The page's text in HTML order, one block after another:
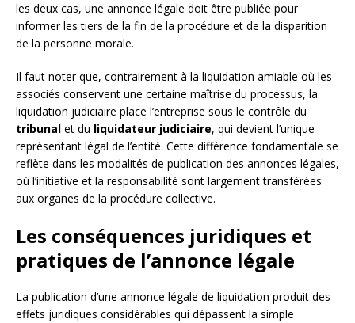
les deux cas, une annonce légale doit être publiée pour
informer les tiers de la fin de la procédure et de la disparition
de la personne morale.
Il faut noter que, contrairement à la liquidation amiable où les
associés conservent une certaine maîtrise du processus, la
liquidation judiciaire place l’entreprise sous le contrôle du
tribunal et du liquidateur judiciaire, qui devient l’unique
représentant légal de l’entité. Cette différence fondamentale se
reflète dans les modalités de publication des annonces légales,
où l’initiative et la responsabilité sont largement transférées
aux organes de la procédure collective.
Les conséquences juridiques et
pratiques de l’annonce légale
La publication d’une annonce légale de liquidation produit des
effets juridiques considérables qui dépassent la simple